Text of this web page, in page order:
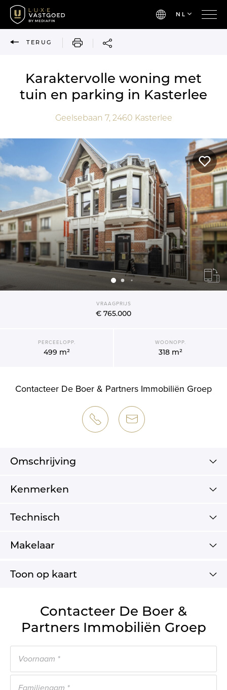
NL
TERUG AFDRUKKEN
Karaktervolle woning met
tuin en parking in Kasterlee
Geelsebaan 7, 2460 Kasterlee
VRAAGPRIJS
€ 765.000
PERCEELOPP.
499 m²
WOONOPP.
318 m²
Contacteer De Boer & Partners Immobiliën Groep
Omschrijving
Kenmerken
Technisch
Makelaar
Toon op kaart
Contacteer De Boer &
Partners Immobiliën Groep